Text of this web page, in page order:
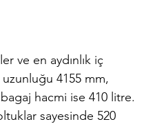
ve en aydınlık iç
4155 mm,
hacmi ise 410 litre.
sayesinde 520